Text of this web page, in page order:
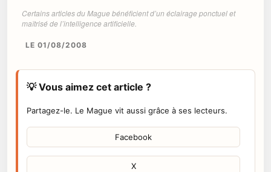
Certains articles du Mague bénéficient d’un éclairage ponctuel et
maîtrisé de l’intelligence artificielle.
LE 01/08/2008
💡 Vous aimez cet article ?
Partagez-le. Le Mague vit aussi grâce à ses lecteurs.
Facebook
X